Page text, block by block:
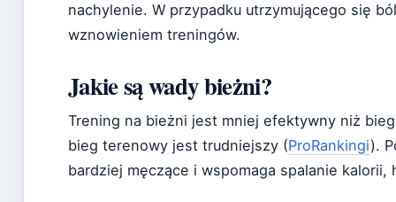
nachylenie. W przypadku utrzymującego się
wznowieniem treningów.
Jakie są wady bieżni?
Trening na bieżni jest mniej efektywny niż
bieg terenowy jest trudniejszy (ProRankingi).
bardziej męczące i wspomaga spalanie kalorii,